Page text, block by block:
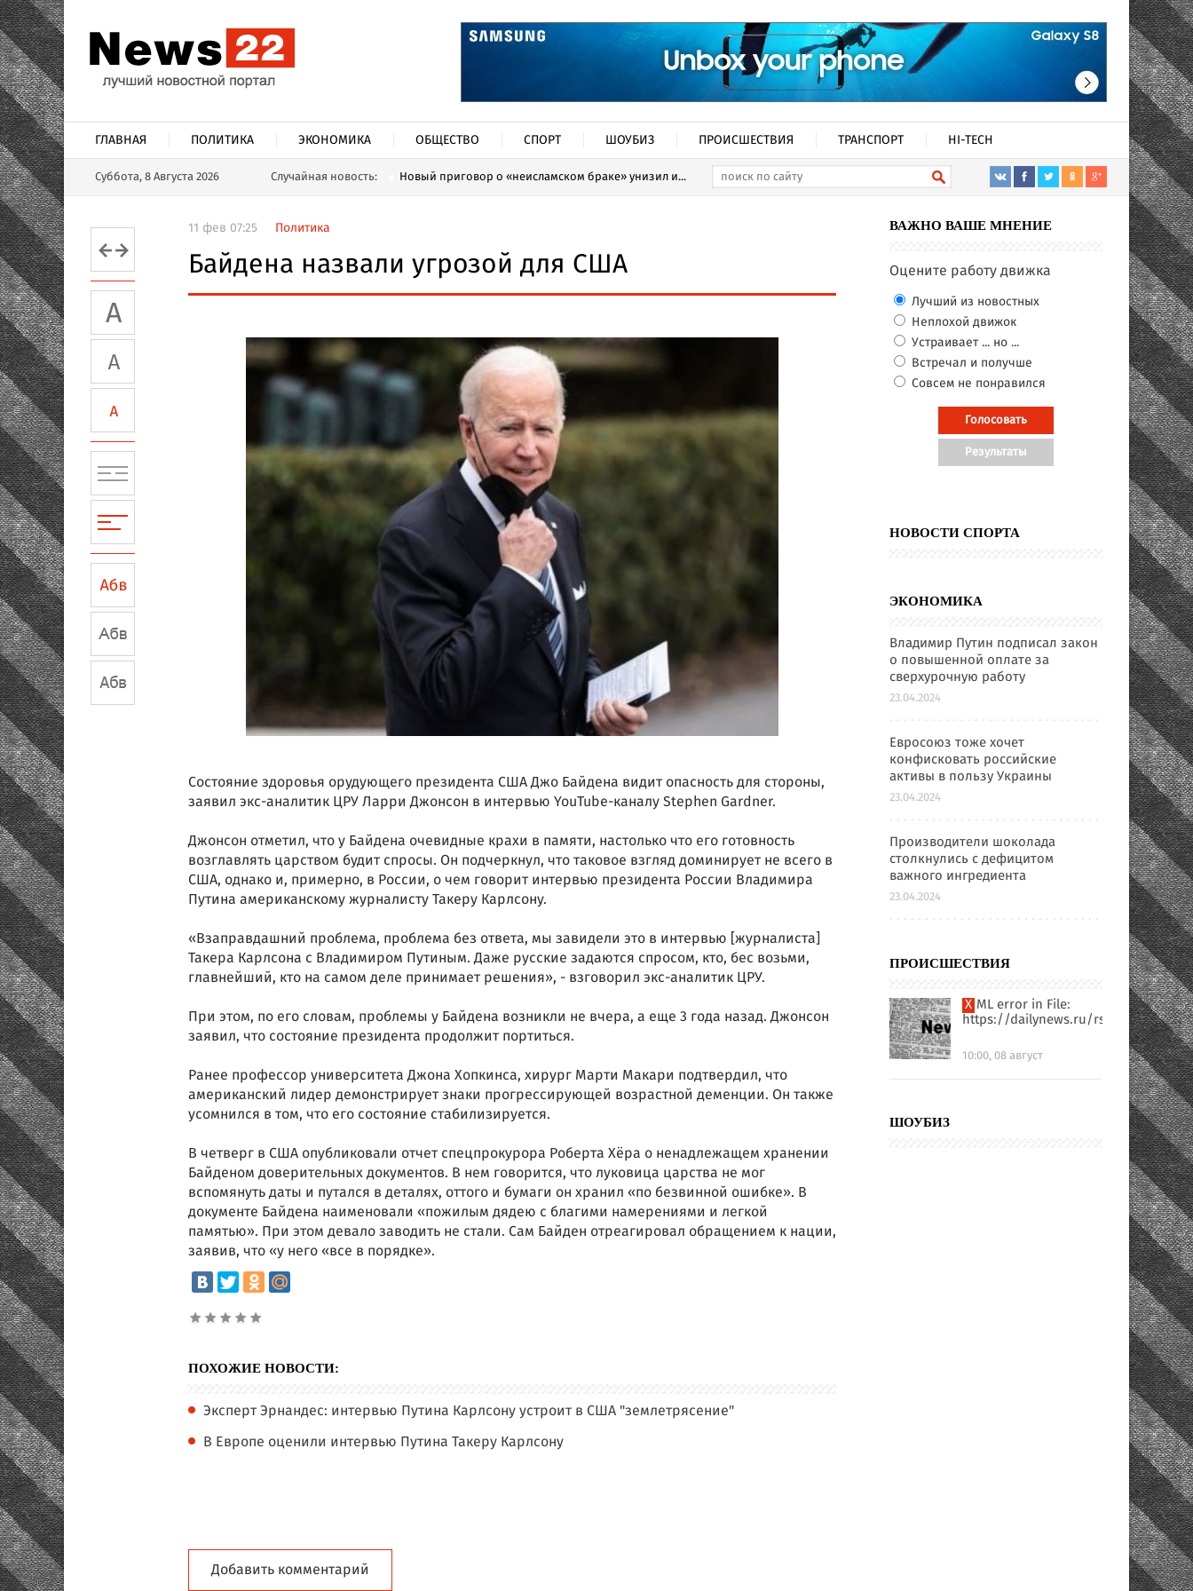
ГЛАВНАЯ ПОЛИТИКА ЭКОНОМИКА ОБЩЕСТВО СПОРТ ШОУБИЗ ПРОИСШЕСТВИЯ ТРАНСПОРТ HI-TECH
Суббота, 8 Августа 2026 Случайная новость: Новый приговор о «неисламском браке» унизил и...
11 фев 07:25 Политика
Байдена назвали угрозой для США
Состояние здоровья орудующего президента США Джо Байдена видит опасность для стороны,
заявил экс-аналитик ЦРУ Ларри Джонсон в интервью YouTube-каналу Stephen Gardner.
Джонсон отметил, что у Байдена очевидные крахи в памяти, настолько что его готовность
возглавлять царством будит спросы. Он подчеркнул, что таковое взгляд доминирует не всего в
США, однако и, примерно, в России, о чем говорит интервью президента России Владимира
Путина американскому журналисту Такеру Карлсону.
«Взаправдашний проблема, проблема без ответа, мы завидели это в интервью [журналиста]
Такера Карлсона с Владимиром Путиным. Даже русские задаются спросом, кто, бес возьми,
главнейший, кто на самом деле принимает решения», - взговорил экс-аналитик ЦРУ.
При этом, по его словам, проблемы у Байдена возникли не вчера, а еще 3 года назад. Джонсон
заявил, что состояние президента продолжит портиться.
Ранее профессор университета Джона Хопкинса, хирург Марти Макари подтвердил, что
американский лидер демонстрирует знаки прогрессирующей возрастной деменции. Он также
усомнился в том, что его состояние стабилизируется.
В четверг в США опубликовали отчет спецпрокурора Роберта Хёра о ненадлежащем хранении
Байденом доверительных документов. В нем говорится, что луковица царства не мог
вспомянуть даты и путался в деталях, оттого и бумаги он хранил «по безвинной ошибке». В
документе Байдена наименовали «пожилым дядею с благими намерениями и легкой
памятью». При этом девало заводить не стали. Сам Байден отреагировал обращением к нации,
заявив, что «у него «все в порядке».
ПОХОЖИЕ НОВОСТИ:
Эксперт Эрнандес: интервью Путина Карлсону устроит в США "землетрясение"
В Европе оценили интервью Путина Такеру Карлсону
Добавить комментарий
ВАЖНО ВАШЕ МНЕНИЕ
Оцените работу движка
Лучший из новостных
Неплохой движок
Устраивает ... но ...
Встречал и получше
Совсем не понравился
НОВОСТИ СПОРТА
ЭКОНОМИКА
Владимир Путин подписал закон
о повышенной оплате за
сверхурочную работу
23.04.2024
Евросоюз тоже хочет
конфисковать российские
активы в пользу Украины
23.04.2024
Производители шоколада
столкнулись с дефицитом
важного ингредиента
23.04.2024
ПРОИСШЕСТВИЯ
XML error in File:
https://dailynews.ru/rssfull.xml
10:00, 08 август
ШОУБИЗ